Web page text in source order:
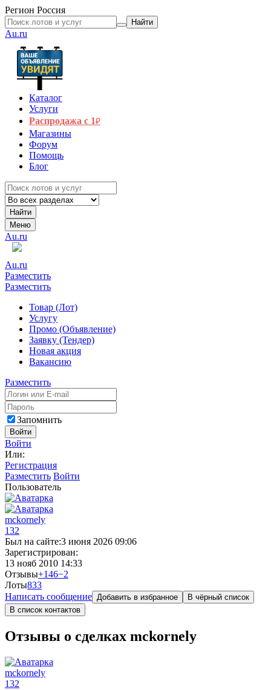
Регион Россия
Найти
Au.ru
Каталог
Услуги
Распродажа с 1₽
Магазины
Форум
Помощь
Блог
Найти
Меню
Au.ru
Au.ru
Разместить
Разместить
Товар (Лот)
Услугу
Промо (Объявление)
Заявку (Тендер)
Новая акция
Вакансию
Разместить
Запомнить
Войти
Войти
Или:
Регистрация
Разместить Войти
Пользователь
mckornely
132
Был на сайте:3 июня 2026 09:06
Зарегистрирован:
13 нояб 2010 14:33
Отзывы+146−2
Лоты833
Написать сообщение Добавить в избранное
В чёрный список
В список контактов
Отзывы о сделках mckornely
mckornely
132